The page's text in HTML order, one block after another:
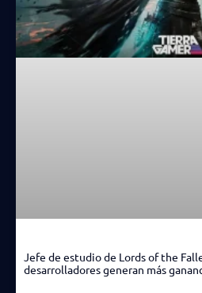
Jefe de estudio de Lords of the
desarrolladores generan más